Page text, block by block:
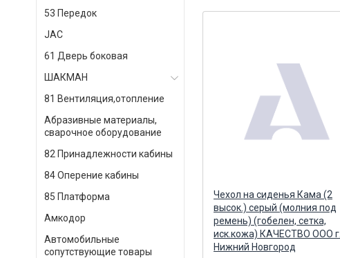
53 Передок
JAC
61 Дверь боковая
ШАКМАН
81 Вентиляция,отопление
Абразивные материалы,
сварочное оборудование
82 Принадлежности кабины
84 Оперение кабины
85 Платформа
Амкодор
Автомобильные
сопутствующие товары
Ремень клиновой 1250-11х10
(д-240,243,244,245) /
TOYOPOWER TOYOPOWER
Артикул:1250-11х10
Чехол на сиденья Кама (2
высок.) серый (молния под
ремень) (гобелен, сетка,
иск.кожа) КАЧЕСТВО ООО г.
Нижний Новгород